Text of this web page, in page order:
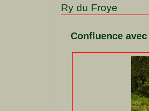
Ry du Froye
Confluence